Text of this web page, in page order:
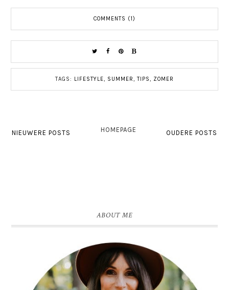
COMMENTS (1)
TAGS: LIFESTYLE, SUMMER,TIPS, ZOMER
NIEUWERE POSTS OUDERE POSTS
HOMEPAGE
ABOUT ME